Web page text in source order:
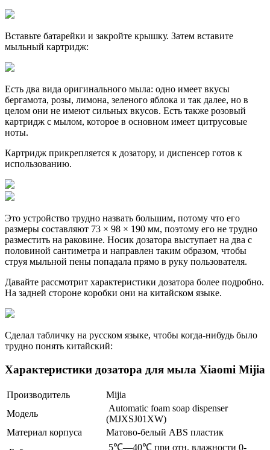
Вставьте батарейки и закройте крышку. Затем вставите
мыльный картридж:
Есть два вида оригинального мыла: одно имеет вкусы
бергамота, розы, лимона, зеленого яблока и так далее, но в
целом они не имеют сильных вкусов. Есть также розовый
картридж с мылом, которое в основном имеет цитрусовые
ноты.
Картридж прикрепляется к дозатору, и диспенсер готов к
использованию.
Это устройство трудно назвать большим, потому что его
размеры составляют 73 × 98 × 190 мм, поэтому его не трудно
разместить на раковине. Носик дозатора выступает на два с
половиной сантиметра и направлен таким образом, чтобы
струя мыльной пены попадала прямо в руку пользователя.
Давайте рассмотрит характеристики дозатора более подробно.
На задней стороне коробки они на китайском языке.
Сделал табличку на русском языке, чтобы когда-нибудь было
трудно понять китайский:
Характеристики дозатора для мыла Xiaomi Mijia
Производитель
Mijia
Модель
Automatic foam soap dispenser
(MJXSJ01XW)
Материал корпуса
Матово-белый ABS пластик
5℃—40℃ при отн. влажности 0-